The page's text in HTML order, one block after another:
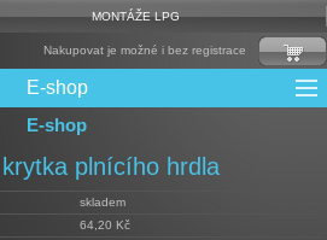
MONTÁŽE LPG
Nakupovat je možné i bez registrace
E-shop
CNG Nádrže+ Emulátory
+ Membrány
LPG Nádrže klapky
+ příslušenství
Motoru
Přepínače
Rámy nádrží
Redukce plnění
Reduktory
jednotky + Testry
+ vstřikovače
Materiál
materiál
a Hadice
Ventily
E-shop
plnícího hrdla
skladem
64,20 Kč